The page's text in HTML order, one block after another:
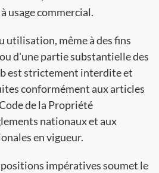
usage commercial.
utilisation, même à des fins
d'une partie substantielle des
est strictement interdite et
conformément aux articles
de la Propriété
nationaux et aux
en vigueur.
impératives soumet le